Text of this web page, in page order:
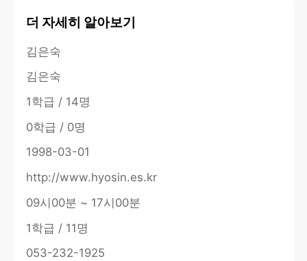
더 자세히 알아보기
김은숙
김은숙
1학급 / 14명
0학급 / 0명
1998-03-01
http://www.hyosin.es.kr
09시00분 ~ 17시00분
1학급 / 11명
053-232-1925